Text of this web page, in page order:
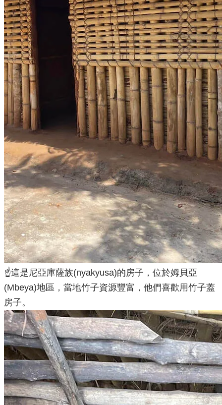
☝️這是尼亞庫薩族(nyakyusa)的房子，位於姆貝亞
(Mbeya)地區，當地竹子資源豐富，他們喜歡用竹子蓋
房子。